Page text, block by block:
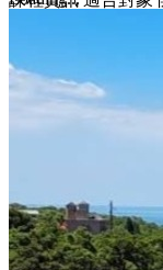
前往課程